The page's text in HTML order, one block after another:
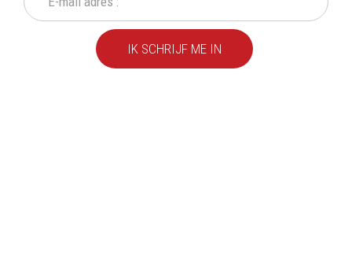
IK SCHRIJF ME IN